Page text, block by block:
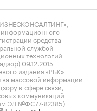
информационного
средства
службой
технологий
09.12.2015
издания «РБК»
массовой информации
в сфере связи,
коммуникаций
ЭЛ №ФС77-82385)